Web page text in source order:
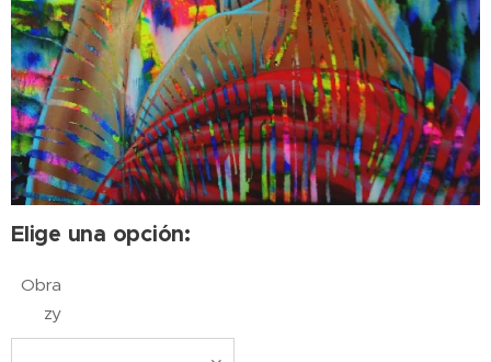
Elige una opción:
Obra
zy